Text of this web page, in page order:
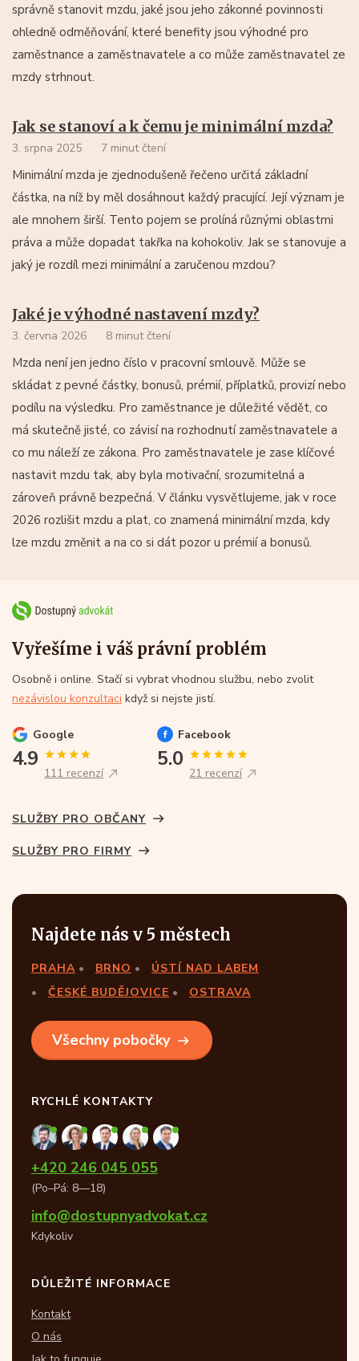
správně stanovit mzdu, jaké jsou jeho zákonné povinnosti
ohledně odměňování, které benefity jsou výhodné pro
zaměstnance a zaměstnavatele a co může zaměstnavatel ze
mzdy strhnout.
Jak se stanoví a k čemu je minimální mzda?
3. srpna 2025 7 minut čtení
Minimální mzda je zjednodušeně řečeno určitá základní
částka, na níž by měl dosáhnout každý pracující. Její význam je
ale mnohem širší. Tento pojem se prolíná různými oblastmi
práva a může dopadat takřka na kohokoliv. Jak se stanovuje a
jaký je rozdíl mezi minimální a zaručenou mzdou?
Jaké je výhodné nastavení mzdy?
3. června 2026 8 minut čtení
Mzda není jen jedno číslo v pracovní smlouvě. Může se
skládat z pevné částky, bonusů, prémií, příplatků, provizí nebo
podílu na výsledku. Pro zaměstnance je důležité vědět, co
má skutečně jisté, co závisí na rozhodnutí zaměstnavatele a
co mu náleží ze zákona. Pro zaměstnavatele je zase klíčové
nastavit mzdu tak, aby byla motivační, srozumitelná a
zároveň právně bezpečná. V článku vysvětlujeme, jak v roce
2026 rozlišit mzdu a plat, co znamená minimální mzda, kdy
lze mzdu změnit a na co si dát pozor u prémií a bonusů.
Vyřešíme i váš právní problém
Osobně i online. Stačí si vybrat vhodnou službu, nebo zvolit
nezávislou konzultaci když si nejste jistí.
Google
4.9
111 recenzí
Facebook
5.0
21 recenzí
SLUŽBY PRO OBČANY
SLUŽBY PRO FIRMY
Najdete nás v 5 městech
PRAHA BRNO
ÚSTÍ NAD LABEM
ČESKÉ BUDĚJOVICE
OSTRAVA
Všechny pobočky
RYCHLÉ KONTAKTY
+420 246 045 055
(Po–Pá: 8—18)
info@dostupnyadvokat.cz
Kdykoliv
DŮLEŽITÉ INFORMACE
Kontakt
O nás